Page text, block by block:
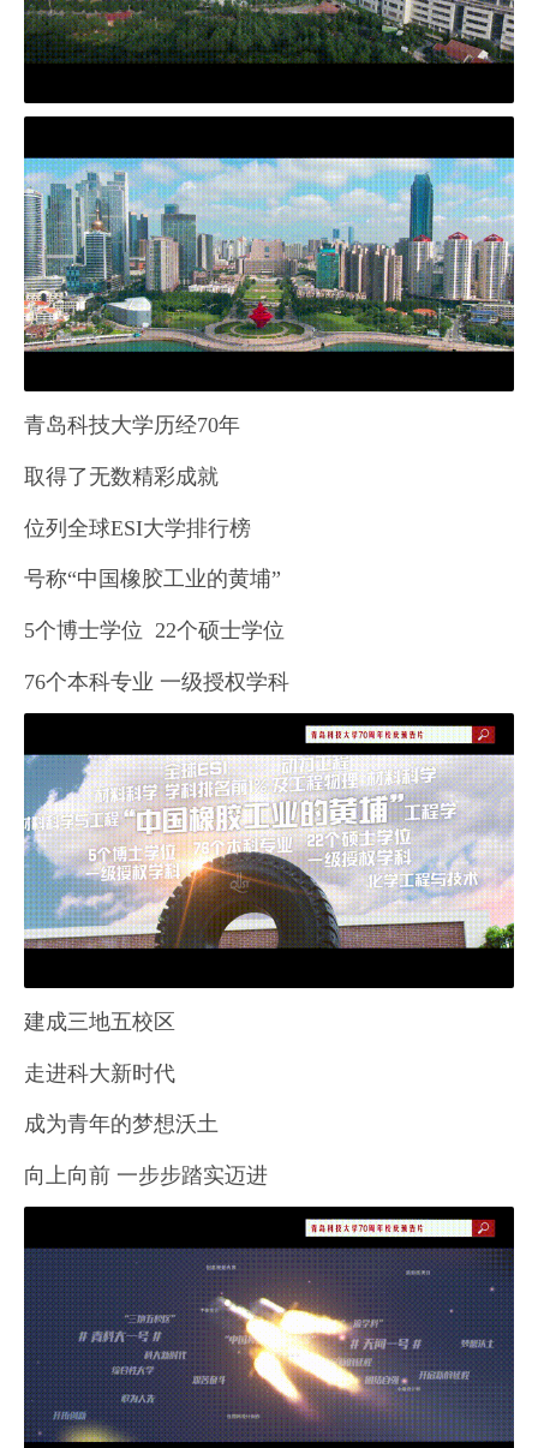
青岛科技大学历经70年
取得了无数精彩成就
位列全球ESI大学排行榜
号称“中国橡胶工业的黄埔”
5个博士学位 22个硕士学位
76个本科专业 一级授权学科
建成三地五校区
走进科大新时代
成为青年的梦想沃土
向上向前 一步步踏实迈进